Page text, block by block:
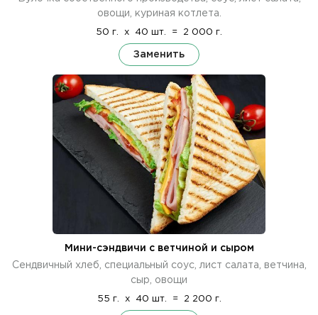
овощи, куриная котлета.
50 г. x 40 шт. = 2 000 г.
Заменить
Мини-сэндвичи с ветчиной и сыром
Сендвичный хлеб, специальный соус, лист салата, ветчина,
сыр, овощи
55 г. x 40 шт. = 2 200 г.